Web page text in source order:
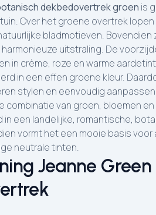
dekbedovertrek groen is
Over het groene overtrek
bladmotieven.
uitstraling. De
in crème, roze en warme
in een effen groene kleur.
stylen en eenvoudig
combinatie van groen, bloemen
in een landelijke, romantische,
vormt het een mooie basis
neutrale tinten.
Jeanne Green